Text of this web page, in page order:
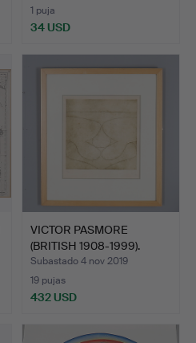
1 puja
34 USD
VICTOR PASMORE
(BRITISH 1908-1999).
CUEVA …
Subastado 4 nov 2019
19 pujas
432 USD